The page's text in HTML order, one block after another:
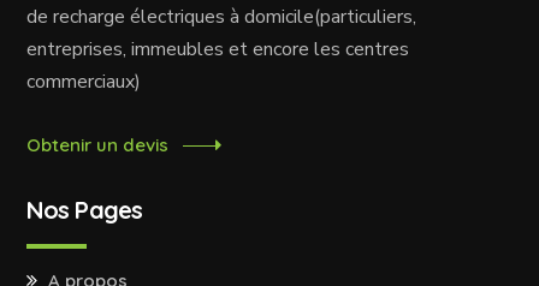
de recharge électriques à domicile(particuliers,
entreprises, immeubles et encore les centres
commerciaux)
Obtenir un devis
Nos Pages
A propos